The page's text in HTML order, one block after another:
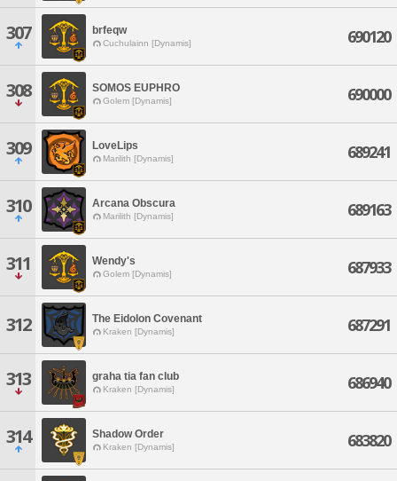
307 brfeqw
Cuchulainn [Dynamis] 690120
308 SOMOS EUPHRO
Golem [Dynamis] 690000
309 LoveLips
Marilith [Dynamis] 689241
310 Arcana Obscura
Marilith [Dynamis] 689163
311 Wendy's
Golem [Dynamis] 687933
312 The Eidolon Covenant
Kraken [Dynamis] 687291
313 graha tia fan club
Kraken [Dynamis] 686940
314 Shadow Order
Kraken [Dynamis] 683820